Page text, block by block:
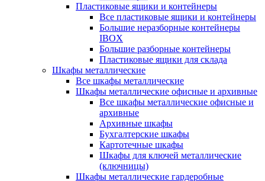
Пластиковые ящики и контейнеры
Все пластиковые ящики и контейнеры
Большие неразборные контейнеры
IBOX
Большие разборные контейнеры
Пластиковые ящики для склада
Шкафы металлические
Все шкафы металлические
Шкафы металлические офисные и архивные
Все шкафы металлические офисные и
архивные
Архивные шкафы
Бухгалтерские шкафы
Картотечные шкафы
Шкафы для ключей металлические
(ключницы)
Шкафы металлические гардеробные